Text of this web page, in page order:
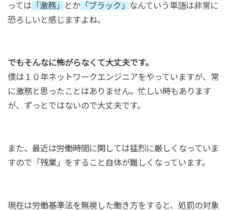
っては「激務」 とか「ブラック」
なんていう単語は非常に
恐ろしいと感じますよね。
でもそんなに怖がらなくて大丈夫です。
僕は１０年ネットワークエンジニアをやっていますが、常
に激務と思ったことはありません。忙しい時もあります
が、ずっとではないので大丈夫です。
また、最近は労働時間に関しては猛烈に厳しくなっていま
すので「残業」をすること自体が難しくなっています。
現在は労働基準法を無視した働き方をすると、処罰の対象